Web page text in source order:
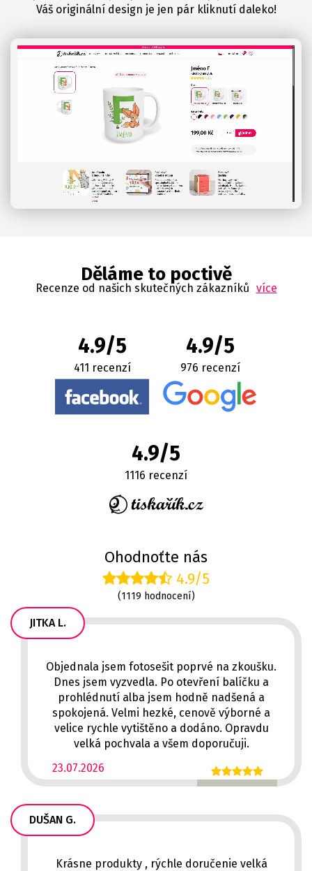
Váš originální design je jen pár kliknutí daleko!
Děláme to poctivě
Recenze od našich skutečných zákazníků více
4.9/5
411 recenzí
4.9/5
976 recenzí
4.9/5
1116 recenzí
Ohodnoťte nás
4.9/5
(1119 hodnocení)
JITKA L.
23.07.2026
Objednala jsem fotosešit poprvé na zkoušku.
Dnes jsem vyzvedla. Po otevření balíčku a
prohlédnutí alba jsem hodně nadšená a
spokojená. Velmi hezké, cenově výborné a
velice rychle vytištěno a dodáno. Opravdu
velká pochvala a všem doporučuji.
DUŠAN G.
Krásne produkty , rýchle doručenie velká